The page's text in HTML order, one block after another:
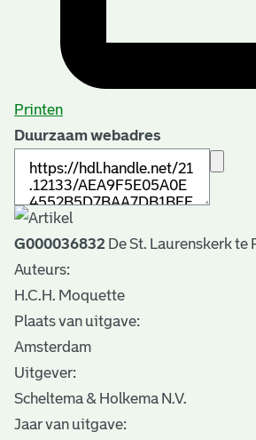
Printen
Duurzaam webadres
G000036832 De St. Laurenskerk te
Auteurs:
H.C.H. Moquette
Plaats van uitgave:
Amsterdam
Uitgever:
Scheltema & Holkema N.V.
Jaar van uitgave: